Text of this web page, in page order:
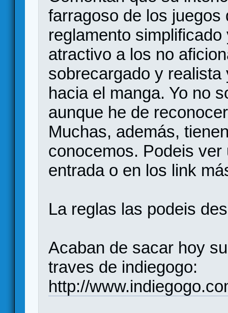
farragoso de los juegos
reglamento
atractivo a los no
sobrecargado y
hacia el manga. Yo no
aunque he de
Muchas, además,
conocemos. Podeis
entrada o en los link
La reglas las podeis
Acaban de sacar hoy
traves de indiegogo:
http://